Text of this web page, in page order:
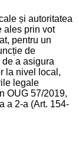
și autoritatea
ales prin vot
pentru un
de
a asigura
la nivel local,
legale
OUG 57/2019,
a 2-a (Art. 154-